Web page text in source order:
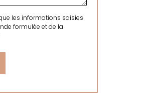
les informations saisies
formulée et de la